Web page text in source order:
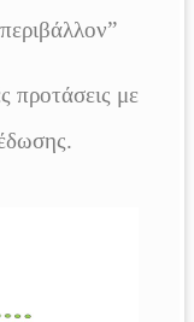
προτάσεις με